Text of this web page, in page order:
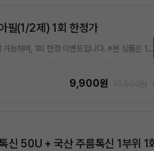
필(1/2제) 1회 한정가
*이벤트 기간 : ~2026.08.31까지 *이벤트 기간 내 신청 가능하며, 1회 한정 이벤트입니다. ※본 상품은 1회 한정가 상품으로, 최초 1회에 한해 특별가로 결제 가능합니다. 이후 추가 구매 시에는 상시 정상가 또는 상시 이벤트가가 적용됩니다.
9,900원
신 50U + 국산 주름톡신 1부위 1